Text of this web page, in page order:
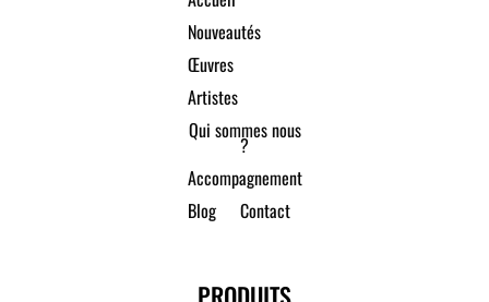
Nouveautés
Œuvres
Artistes
Qui sommes nous
?
Accompagnement
Blog
Contact